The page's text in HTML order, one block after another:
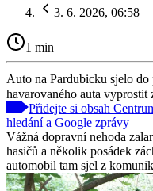
3. 6. 2026, 06:58
1 min
Auto na Pardubicku sjelo
havarovaného auta vyprostit
Přidejte si obsah
hledání a Google zprávy
Vážná dopravní nehoda
hasičů a několik posádek
automobil tam sjel z